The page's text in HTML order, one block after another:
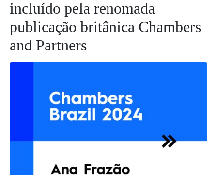
incluído pela renomada
publicação britânica Chambers
and Partners